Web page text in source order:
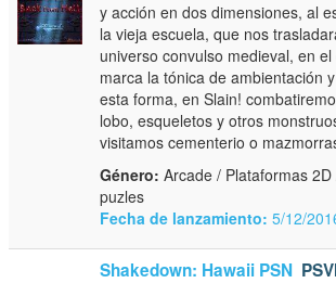
y acción en dos dimensiones, al
la vieja escuela, que nos
universo convulso medieval, en
marca la tónica de ambientación
esta forma, en Slain!
lobo, esqueletos y otros
visitamos cementerio o
Género: Arcade / Plataformas
puzles
Fecha de lanzamiento: 5/12/
Shakedown: Hawaii PSN